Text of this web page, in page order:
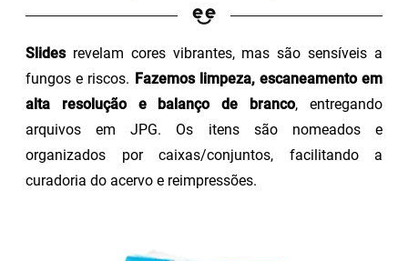
Slidesrevelam cores vibrantes, mas são sensíveis a
fungos e riscos. Fazemos limpeza, escaneamento em
alta resolução e balanço de branco, entregando
arquivos em JPG. Os itens são nomeados e
organizados por caixas/conjuntos, facilitando a
curadoria do acervo e reimpressões.